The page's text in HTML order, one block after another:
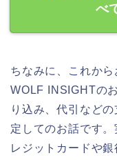
べ
ちなみに、これから
WOLF INSIGHTの
り込み、代引など
定してのお話です
レジットカードや